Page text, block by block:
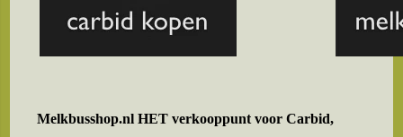
Melkbusshop.nl HET verkooppunt voorCarbid,